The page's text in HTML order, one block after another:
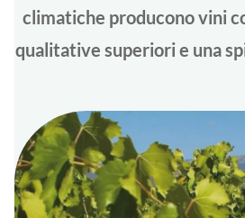
climatiche producono vini
qualitative superiori e una